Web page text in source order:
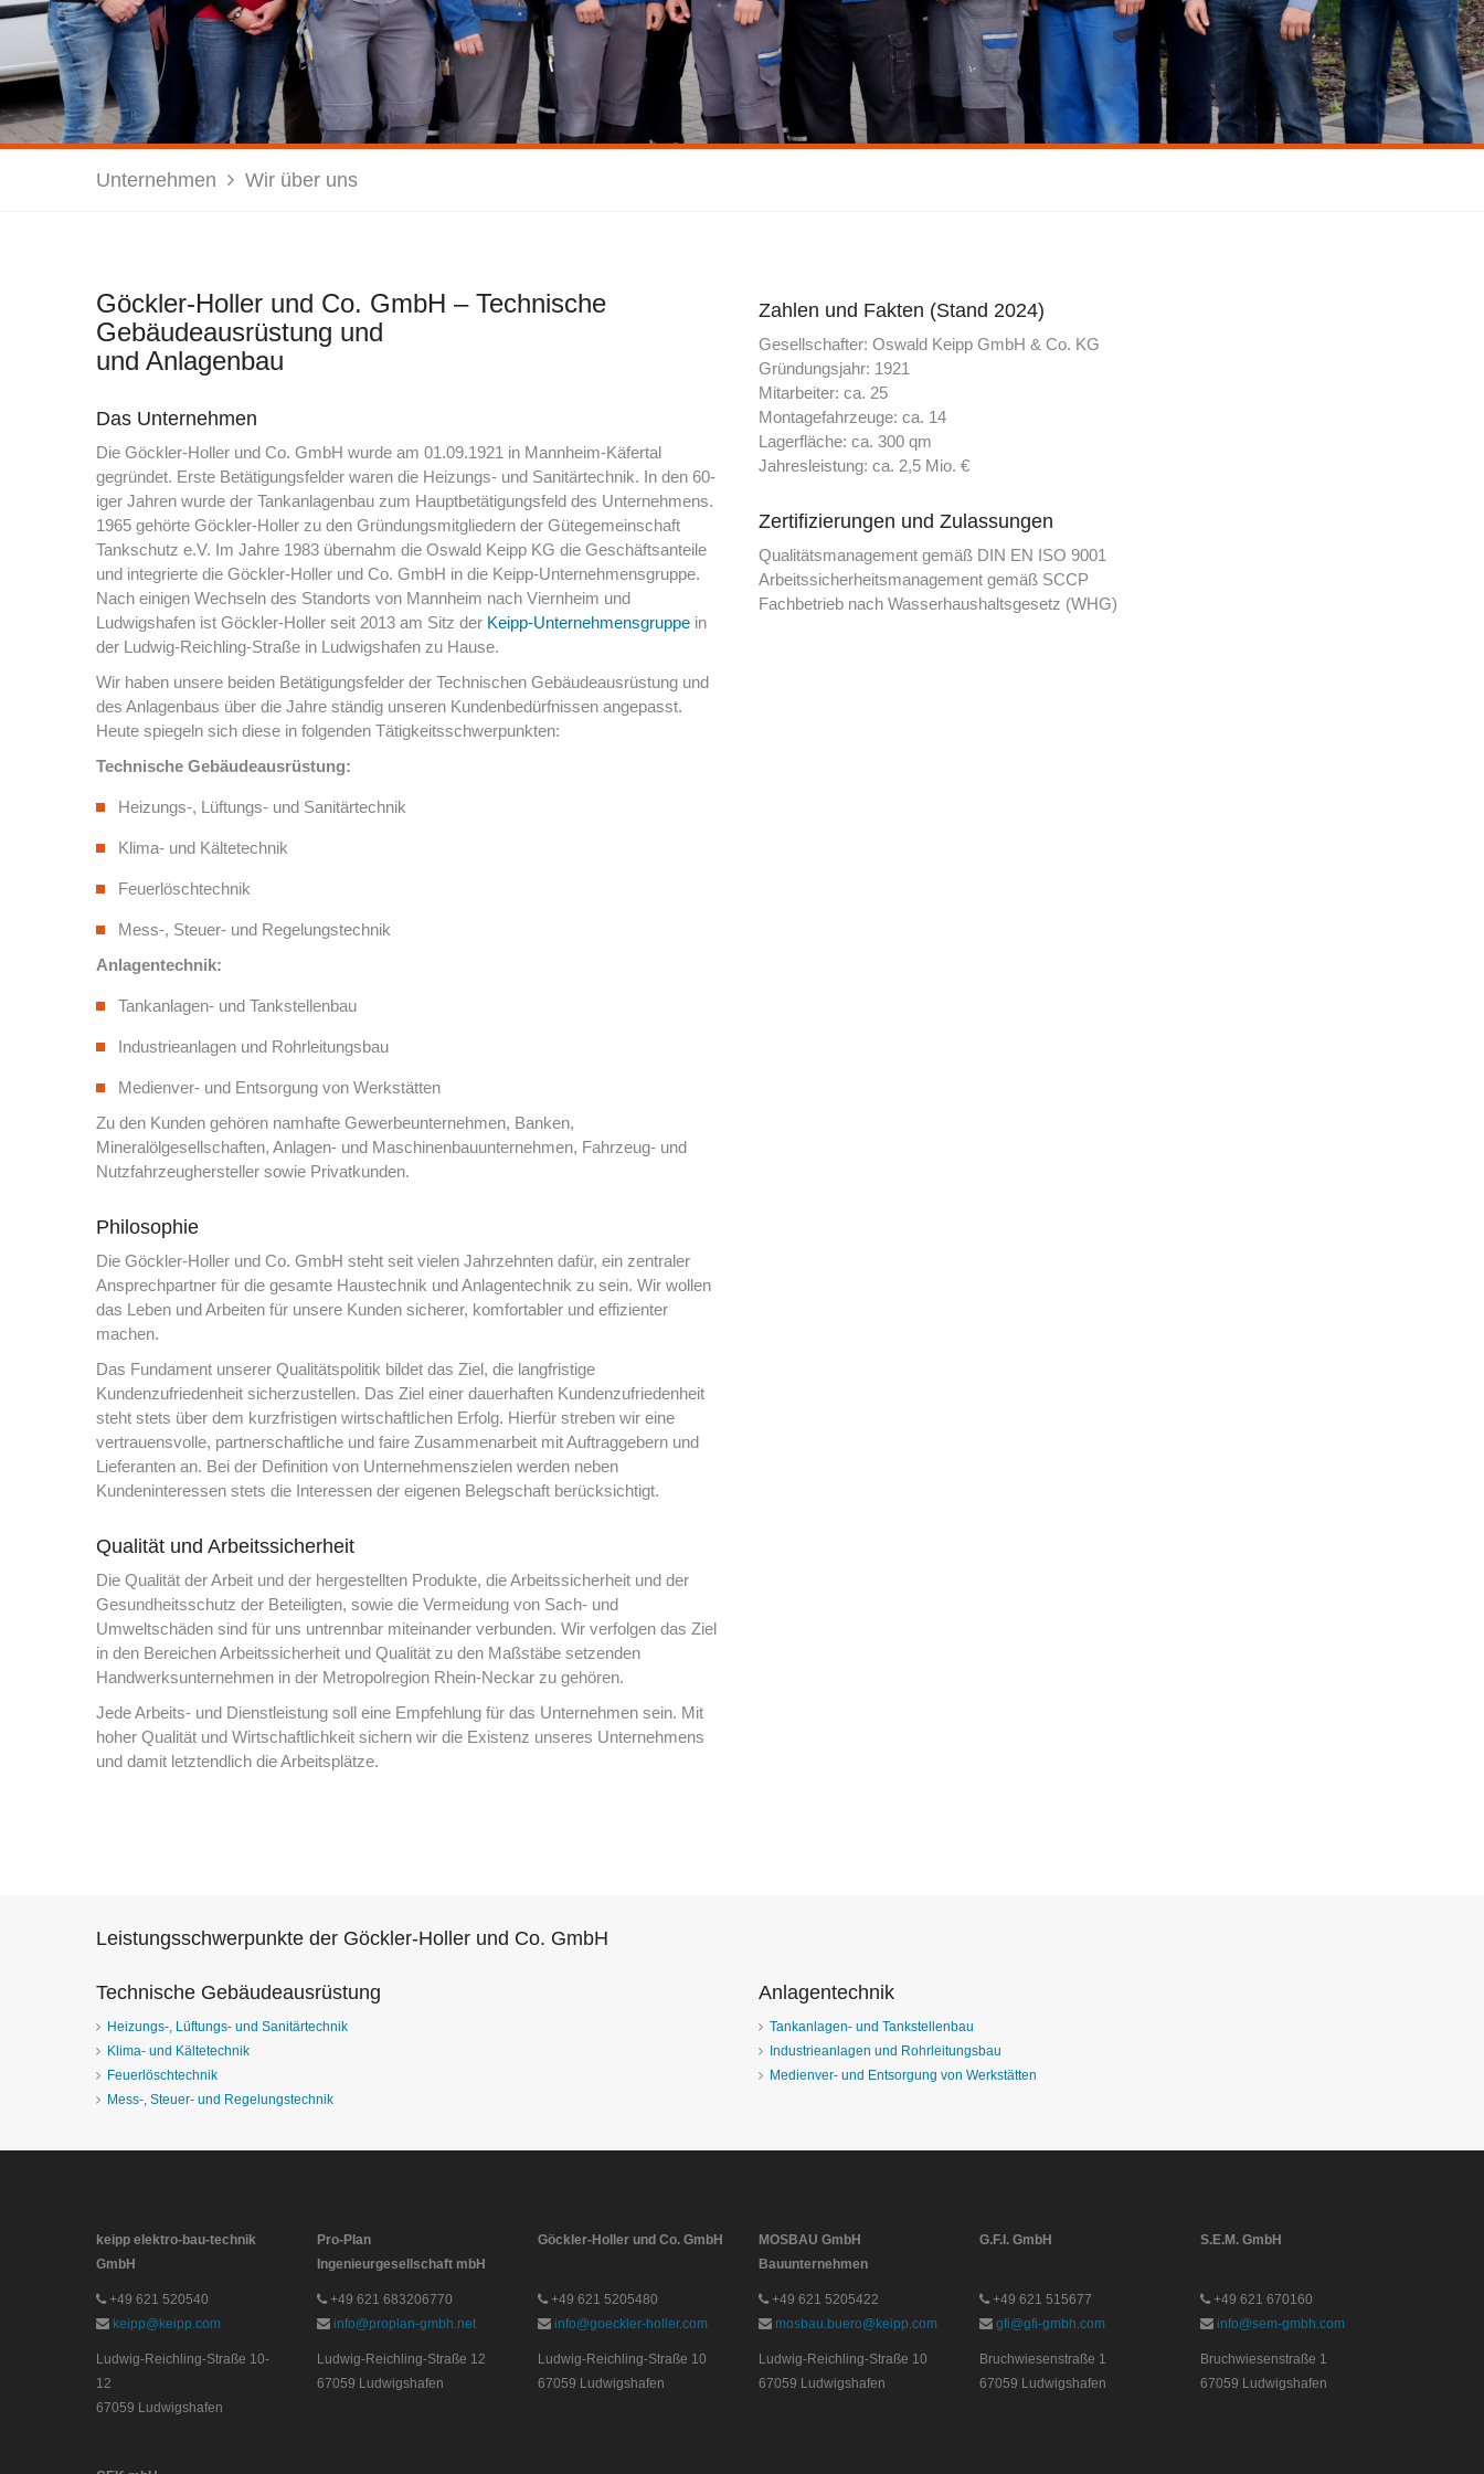
Unternehmen Wir über uns
Göckler-Holler und Co. GmbH – Technische
Gebäudeausrüstung und
und Anlagenbau
Das Unternehmen
Die Göckler-Holler und Co. GmbH wurde am 01.09.1921 in Mannheim-Käfertal
gegründet. Erste Betätigungsfelder waren die Heizungs- und Sanitärtechnik. In den 60-
iger Jahren wurde der Tankanlagenbau zum Hauptbetätigungsfeld des Unternehmens.
1965 gehörte Göckler-Holler zu den Gründungsmitgliedern der Gütegemeinschaft
Tankschutz e.V. Im Jahre 1983 übernahm die Oswald Keipp KG die Geschäftsanteile
und integrierte die Göckler-Holler und Co. GmbH in die Keipp-Unternehmensgruppe.
Nach einigen Wechseln des Standorts von Mannheim nach Viernheim und
Ludwigshafen ist Göckler-Holler seit 2013 am Sitz der Keipp-Unternehmensgruppe in
der Ludwig-Reichling-Straße in Ludwigshafen zu Hause.
Wir haben unsere beiden Betätigungsfelder der Technischen Gebäudeausrüstung und
des Anlagenbaus über die Jahre ständig unseren Kundenbedürfnissen angepasst.
Heute spiegeln sich diese in folgenden Tätigkeitsschwerpunkten:
Technische Gebäudeausrüstung:
Heizungs-, Lüftungs- und Sanitärtechnik
Klima- und Kältetechnik
Feuerlöschtechnik
Mess-, Steuer- und Regelungstechnik
Anlagentechnik:
Tankanlagen- und Tankstellenbau
Industrieanlagen und Rohrleitungsbau
Medienver- und Entsorgung von Werkstätten
Zu den Kunden gehören namhafte Gewerbeunternehmen, Banken,
Mineralölgesellschaften, Anlagen- und Maschinenbauunternehmen, Fahrzeug- und
Nutzfahrzeughersteller sowie Privatkunden.
Philosophie
Die Göckler-Holler und Co. GmbH steht seit vielen Jahrzehnten dafür, ein zentraler
Ansprechpartner für die gesamte Haustechnik und Anlagentechnik zu sein. Wir wollen
das Leben und Arbeiten für unsere Kunden sicherer, komfortabler und effizienter
machen.
Das Fundament unserer Qualitätspolitik bildet das Ziel, die langfristige
Kundenzufriedenheit sicherzustellen. Das Ziel einer dauerhaften Kundenzufriedenheit
steht stets über dem kurzfristigen wirtschaftlichen Erfolg. Hierfür streben wir eine
vertrauensvolle, partnerschaftliche und faire Zusammenarbeit mit Auftraggebern und
Lieferanten an. Bei der Definition von Unternehmenszielen werden neben
Kundeninteressen stets die Interessen der eigenen Belegschaft berücksichtigt.
Qualität und Arbeitssicherheit
Die Qualität der Arbeit und der hergestellten Produkte, die Arbeitssicherheit und der
Gesundheitsschutz der Beteiligten, sowie die Vermeidung von Sach- und
Umweltschäden sind für uns untrennbar miteinander verbunden. Wir verfolgen das Ziel
in den Bereichen Arbeitssicherheit und Qualität zu den Maßstäbe setzenden
Handwerksunternehmen in der Metropolregion Rhein-Neckar zu gehören.
Jede Arbeits- und Dienstleistung soll eine Empfehlung für das Unternehmen sein. Mit
hoher Qualität und Wirtschaftlichkeit sichern wir die Existenz unseres Unternehmens
und damit letztendlich die Arbeitsplätze.
Zahlen und Fakten (Stand 2024)
Gesellschafter: Oswald Keipp GmbH & Co. KG
Gründungsjahr: 1921
Mitarbeiter: ca. 25
Montagefahrzeuge: ca. 14
Lagerfläche: ca. 300 qm
Jahresleistung: ca. 2,5 Mio. €
Zertifizierungen und Zulassungen
Qualitätsmanagement gemäß DIN EN ISO 9001
Arbeitssicherheitsmanagement gemäß SCCP
Fachbetrieb nach Wasserhaushaltsgesetz (WHG)
Leistungsschwerpunkte der Göckler-Holler und Co. GmbH
Technische Gebäudeausrüstung
Heizungs-, Lüftungs- und Sanitärtechnik
Klima- und Kältetechnik
Feuerlöschtechnik
Mess-, Steuer- und Regelungstechnik
Anlagentechnik
Tankanlagen- und Tankstellenbau
Industrieanlagen und Rohrleitungsbau
Medienver- und Entsorgung von Werkstätten
keipp elektro-bau-technik
GmbH
+49 621 520540
keipp@keipp.com
Ludwig-Reichling-Straße 10-
12
67059 Ludwigshafen
Pro-Plan
Ingenieurgesellschaft mbH
+49 621 683206770
info@proplan-gmbh.net
Ludwig-Reichling-Straße 12
67059 Ludwigshafen
Göckler-Holler und Co. GmbH
+49 621 5205480
info@goeckler-holler.com
Ludwig-Reichling-Straße 10
67059 Ludwigshafen
MOSBAU GmbH
Bauunternehmen
+49 621 5205422
mosbau.buero@keipp.com
Ludwig-Reichling-Straße 10
67059 Ludwigshafen
G.F.I. GmbH
+49 621 515677
gfi@gfi-gmbh.com
Bruchwiesenstraße 1
67059 Ludwigshafen
S.E.M. GmbH
+49 621 670160
info@sem-gmbh.com
Bruchwiesenstraße 1
67059 Ludwigshafen